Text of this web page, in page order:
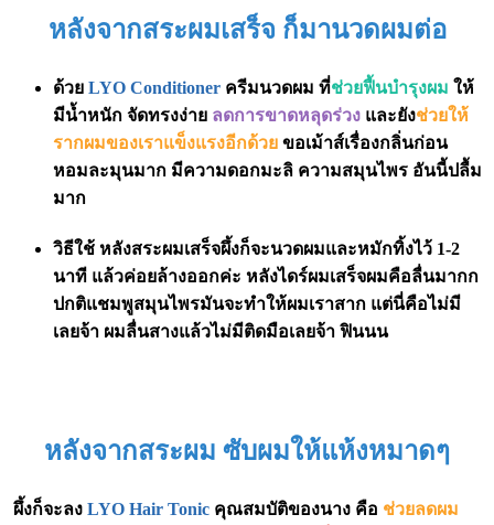
หลังจากสระผมเสร็จ ก็มานวดผมต่อ
ด้วย LYO Conditioner ครีมนวดผม ที่ช่วยฟื้นบำรุงผม ให้
มีน้ำหนัก จัดทรงง่าย ลดการขาดหลุดร่วง และยังช่วยให้
รากผมของเราแข็งแรงอีกด้วย ขอเม้าส์เรื่องกลิ่นก่อน
หอมละมุนมาก มีความดอกมะลิ ความสมุนไพร อันนี้ปลื้ม
มาก
วิธีใช้ หลังสระผมเสร็จผึ้งก็จะนวดผมและหมักทิ้งไว้ 1-2
นาที แล้วค่อยล้างออกค่ะ หลังไดร์ผมเสร็จผมคือลื่นมากก
ปกติแชมพูสมุนไพรมันจะทำให้ผมเราสาก แต่นี่คือไม่มี
เลยจ้า ผมลื่นสางแล้วไม่มีติดมือเลยจ้า ฟินนน
หลังจากสระผม ซับผมให้แห้งหมาดๆ
ผึ้งก็จะลง LYO Hair Tonic คุณสมบัติของนาง คือ ช่วยลดผม